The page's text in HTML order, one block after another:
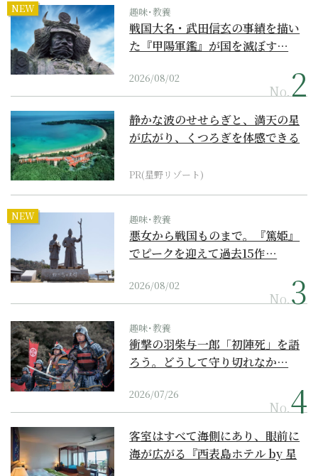
NEW 趣味･教養
戦国大名・武田信玄の事績を描い
た『甲陽軍鑑』が国を滅ぼす…
2026/08/02
No.
静かな波のせせらぎと、満天の星
が広がり、くつろぎを体感できる
PR(星野リゾート)
NEW 趣味･教養
悪女から戦国ものまで。『篤姫』
でピークを迎えて過去15作…
2026/08/02
No.
趣味･教養
衝撃の羽柴与一郎「初陣死」を語
ろう。どうして守り切れなか…
2026/07/26
No.
客室はすべて海側にあり、眼前に
海が広がる『西表島ホテル by 星